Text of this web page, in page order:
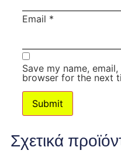
Email *
Save my name,
browser for the next
Σχετικά